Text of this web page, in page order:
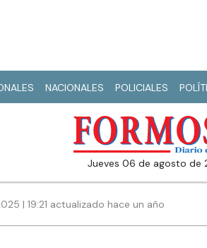
NACIONALES POLICIALES
jueves 06 de agosto de
| 19:21 actualizado hace un año